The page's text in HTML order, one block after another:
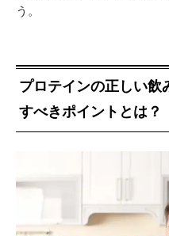
う。
プロテインの正しい
すべきポイントとは？